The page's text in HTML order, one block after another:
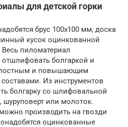
для детской горки
брус 100х100 мм, доска
кусок оцинкованной
пиломатериал
болгаркой и
и повышающим
Из инструментов
болгарку со шлифовальной
шуруповерт или молоток.
производить на гвозди
оцинкованные